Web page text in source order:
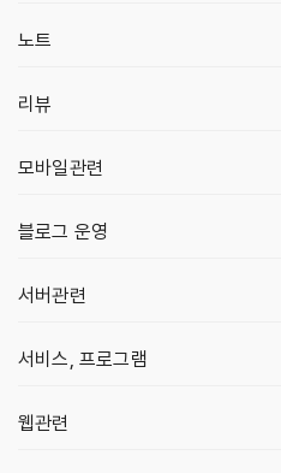
노트
리뷰
모바일관련
블로그 운영
서버관련
서비스, 프로그램
웹관련